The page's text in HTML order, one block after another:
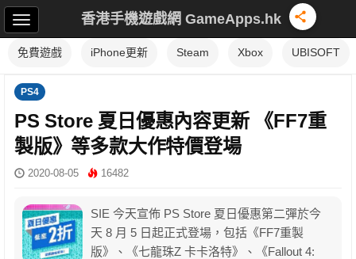
香港手機遊戲網 GameApps.hk
免費遊戲 iPhone更新 Steam Xbox UBISOFT
PS4
PS Store 夏日優惠內容更新 《FF7重
製版》等多款大作特價登場
2020-08-05 16482
SIE 今天宣佈 PS Store 夏日優惠第二彈於今
天 8 月 5 日起正式登場，包括《FF7重製
版》、《七龍珠Z 卡卡洛特》、《Fallout 4: